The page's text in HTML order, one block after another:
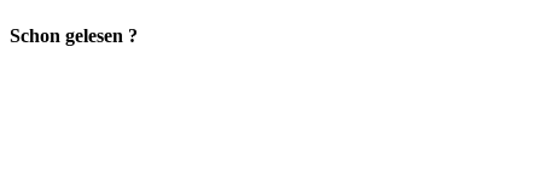
Schon gelesen ?